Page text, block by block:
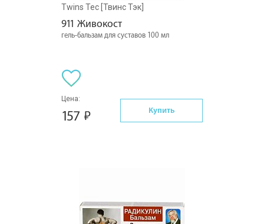
Twins Tec [Твинс Тэк]
911 Живокост
гель-бальзам для суставов 100 мл
Цена:
157 Купить